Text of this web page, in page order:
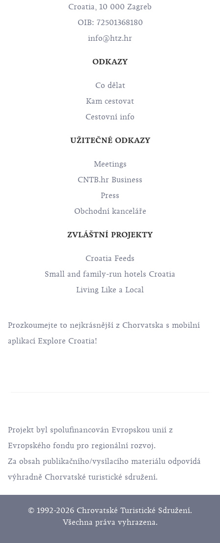
Croatia, 10 000 Zagreb
OIB: 72501368180
info@htz.hr
ODKAZY
Co dělat
Kam cestovat
Cestovní info
UŽITEČNÉ ODKAZY
Meetings
CNTB.hr Business
Press
Obchodní kanceláře
ZVLÁŠTNÍ PROJEKTY
Croatia Feeds
Small and family-run hotels Croatia
Living Like a Local
Prozkoumejte to nejkrásnější z Chorvatska s mobilní
aplikací Explore Croatia!
Projekt byl spolufinancován Evropskou unií z
Evropského fondu pro regionální rozvoj.
Za obsah publikačního/vysílacího materiálu odpovídá
výhradně Chorvatské turistické sdružení.
© 1992-2026 Chrovatské Turistické Sdružení.
Všechna práva vyhrazena.